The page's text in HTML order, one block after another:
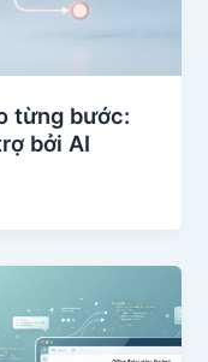
từng bước:
bởi AI